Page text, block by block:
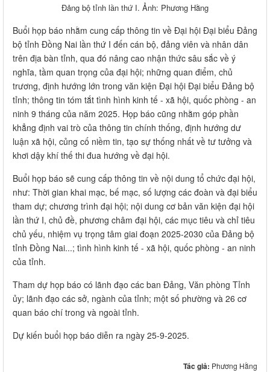
Đảng bộ tỉnh lần thứ I. Ảnh: Phương Hằng
Buổi họp báo nhằm cung cấp thông tin về Đại hội Đại biểu Đảng
bộ tỉnh Đồng Nai lần thứ I đến cán bộ, đảng viên và nhân dân
trên địa bàn tỉnh, qua đó nâng cao nhận thức sâu sắc về ý
nghĩa, tầm quan trọng của đại hội; những quan điểm, chủ
trương, định hướng lớn trong văn kiện Đại hội Đại biểu Đảng bộ
tỉnh; thông tin tóm tắt tình hình kinh tế - xã hội, quốc phòng - an
ninh 9 tháng của năm 2025. Họp báo cũng nhằm góp phần
khẳng định vai trò của thông tin chính thống, định hướng dư
luận xã hội, củng cố niềm tin, tạo sự thống nhất về tư tưởng và
khơi dậy khí thế thi đua hướng về đại hội.
Buổi họp báo sẽ cung cấp thông tin về nội dung tổ chức đại hội,
như: Thời gian khai mạc, bế mạc, số lượng các đoàn và đại biểu
tham dự; chương trình đại hội; nội dung cơ bản văn kiện đại hội
lần thứ I, chủ đề, phương châm đại hội, các mục tiêu và chỉ tiêu
chủ yếu, nhiệm vụ trọng tâm giai đoạn 2025-2030 của Đảng bộ
tỉnh Đồng Nai...; tình hình kinh tế - xã hội, quốc phòng - an ninh
của tỉnh.
Tham dự họp báo có lãnh đạo các ban Đảng, Văn phòng Tỉnh
ủy; lãnh đạo các sở, ngành của tỉnh; một số phường và 26 cơ
quan báo chí trong và ngoài tỉnh.
Dự kiến buổi họp báo diễn ra ngày 25-9-2025.
Tác giả: Phương Hằng